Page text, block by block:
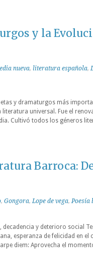
y la
nueva, literatura española,
y dramaturgos más
universal. Fue el
Cultivó todos los géneros
Barroca:
, Gongora,Lope de vega,Poesía
decadencia y deterioro social
esperanza de felicidad en el
diem: Aprovecha el